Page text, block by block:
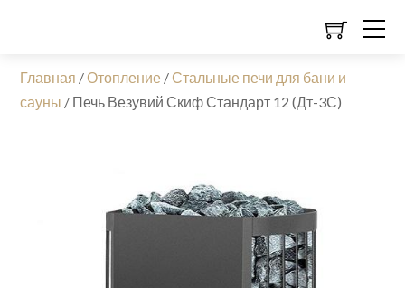
Главная /Отопление / Стальные печи для бани и
сауны / Печь Везувий Скиф Стандарт 12 (Дт-3С)